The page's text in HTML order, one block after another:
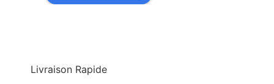
Livraison Rapide